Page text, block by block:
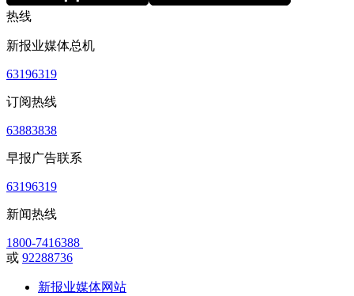
热线
新报业媒体总机
63196319
订阅热线
63883838
早报广告联系
63196319
新闻热线
1800-7416388
或 92288736
新报业媒体网站